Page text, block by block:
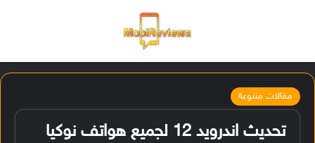
مقالات متنوعة
تحديث اندرويد 12 لجميع هواتف نوكيا